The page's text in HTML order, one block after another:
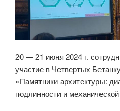
20 — 21 июня 2024 г.
участие в Четвертых
«Памятники архитектуры:
подлинности и